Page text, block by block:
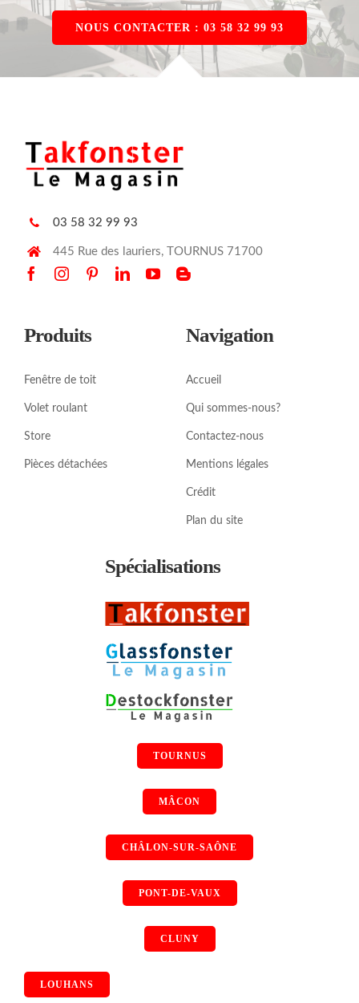
NOUS CONTACTER : 03 58 32 99 93
03 58 32 99 93
445 Rue des lauriers, TOURNUS 71700
Produits
Fenêtre de toit
Volet roulant
Store
Pièces détachées
Navigation
Accueil
Qui sommes-nous?
Contactez-nous
Mentions légales
Crédit
Plan du site
Spécialisations
TOURNUS
MÂCON
CHÂLON-SUR-SAÔNE
PONT-DE-VAUX
CLUNY
LOUHANS